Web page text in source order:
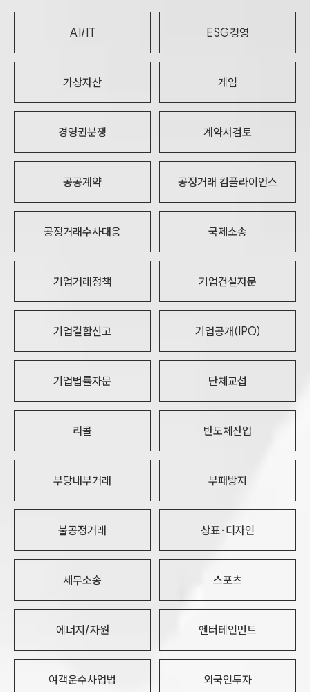
AI/IT ESG경영
가상자산 게임
경영권분쟁 계약서검토
공공계약 공정거래 컴플라이언스
공정거래수사대응 국제소송
기업거래정책 기업건설자문
기업결합신고 기업공개(IPO)
기업법률자문 단체교섭
리콜 반도체산업
부당내부거래 부패방지
불공정거래 상표·디자인
세무소송 스포츠
에너지/자원 엔터테인먼트
여객운수사업법 외국인투자